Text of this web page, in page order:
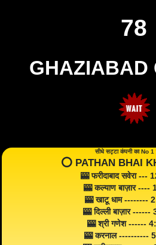
78
GHAZIABAD
सीधे सट्टा कंपनी का No 1
⭕️ PATHAN BHAI
🎰 फरीदाबाद सवेरा ---
🎰 कल्याण बाज़ार ----
🎰 खाटू धाम --------
🎰 दिल्ली बाज़ार
🎰 श्री गणेश ------
🎰 करनाल ----------